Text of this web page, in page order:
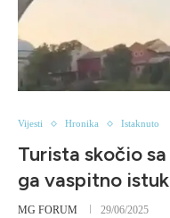
Vijesti Hronika Istaknuto
Turista skočio
ga vaspitno
MG FORUM 29/06/2025